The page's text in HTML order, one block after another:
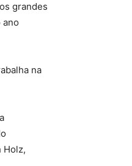
grandes
ano
na
Holz,